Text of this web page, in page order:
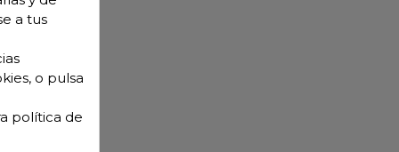
a tus
o pulsa
política de